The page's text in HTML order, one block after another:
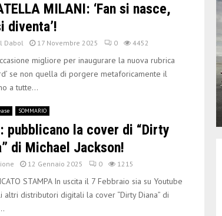
MILANI: ‘Fan si nasce,
diventa’!
Dabol 17 Novembre 2025 0 4452
migliore per inaugurare la nuova rubrica
se non quella di porgere metaforicamente il
a tutte...
SOMMARIO
pubblicano la cover di “Dirty
di Michael Jackson!
12 Gennaio 2025 0 1215
STAMPA In uscita il 7 Febbraio sia su Youtube
altri distributori digitali la cover “Dirty Diana” di